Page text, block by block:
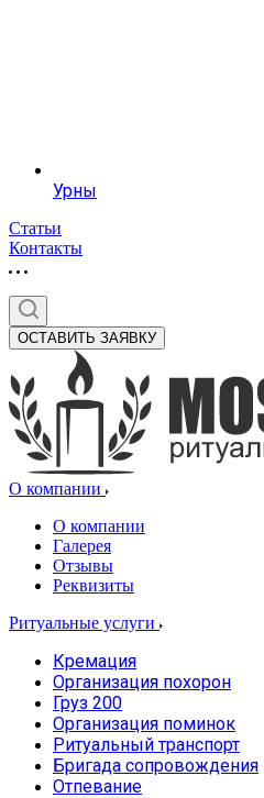
Урны
Статьи
Контакты
ОСТАВИТЬ ЗАЯВКУ
О компании
О компании
Галерея
Отзывы
Реквизиты
Ритуальные услуги
Кремация
Организация похорон
Груз 200
Организация поминок
Ритуальный транспорт
Бригада сопровождения
Отпевание